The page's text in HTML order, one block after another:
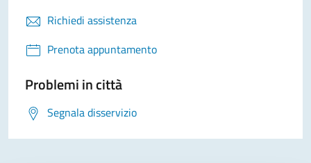
Richiedi assistenza
Prenota appuntamento
Problemi in città
Segnala disservizio